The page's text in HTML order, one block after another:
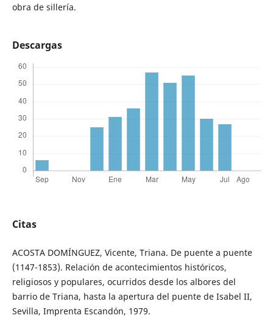
obra de sillería.
Descargas
Citas
ACOSTA DOMÍNGUEZ, Vicente, Triana. De puente a puente
(1147-1853). Relación de acontecimientos históricos,
religiosos y populares, ocurridos desde los albores del
barrio de Triana, hasta la apertura del puente de Isabel II,
Sevilla, Imprenta Escandón, 1979.